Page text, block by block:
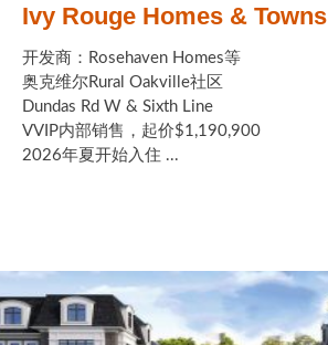
Ivy Rouge Homes & Towns
开发商：Rosehaven Homes等
奥克维尔Rural Oakville社区
Dundas Rd W & Sixth Line
VVIP内部销售，起价$1,190,900
2026年夏开始入住 ...